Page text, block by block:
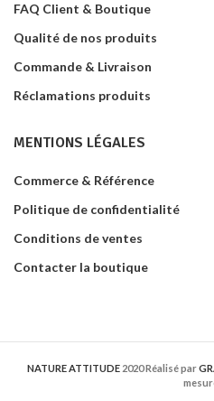
FAQ Client & Boutique
Qualité de nos produits
Commande & Livraison
Réclamations produits
MENTIONS LÉGALES
Commerce & Référence
Politique de confidentialité
Conditions de ventes
Contacter la boutique
NATURE ATTITUDE 2020 Réalisé par